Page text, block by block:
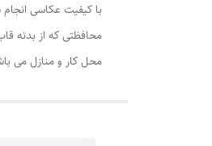
با کیفیت عکاسی
محافظتی که از بدنه
محل کار و منازل می